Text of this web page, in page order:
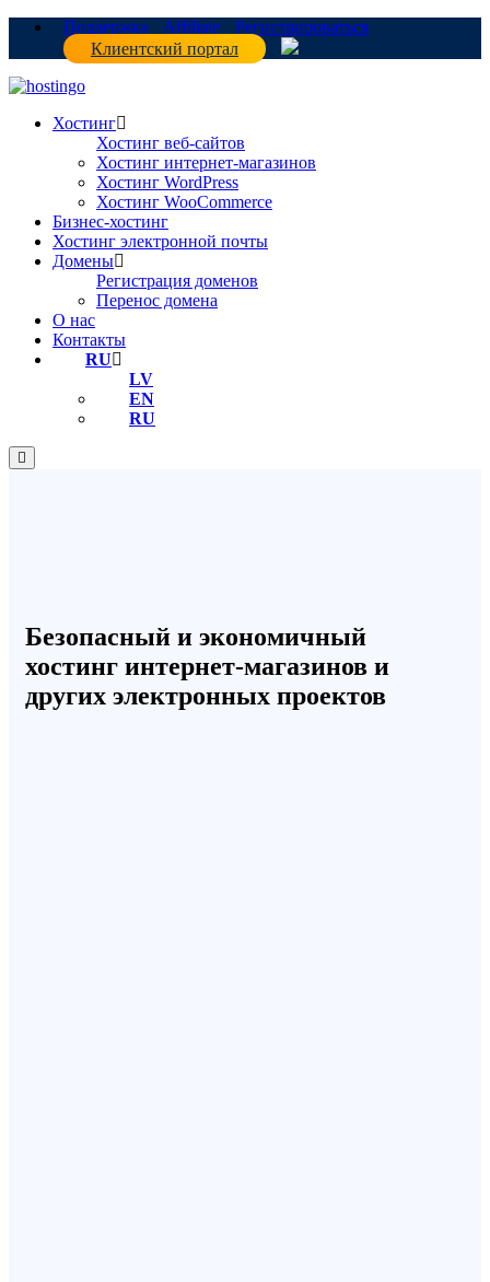
Поддержка Affiliate
Регистрироваться
Клиентский портал
Хостинг
Хостинг веб-сайтов
Хостинг интернет-магазинов
Хостинг WordPress
Хостинг WooCommerce
Бизнес-хостинг
Хостинг электронной почты
Домены
Регистрация доменов
Перенос домена
О нас
Контакты
RU
LV
EN
RU
Безопасный и экономичный
хостинг интернет-магазинов и
других электронных проектов